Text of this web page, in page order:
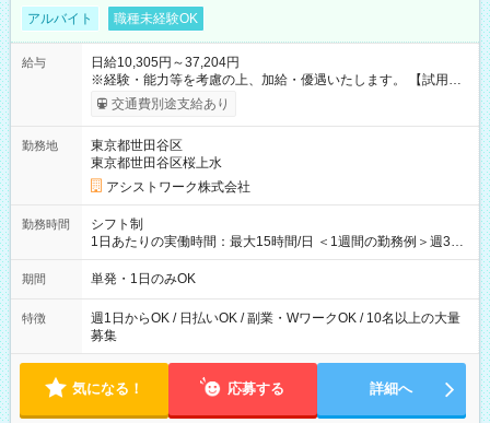
アルバイト 職種未経験OK
給与
日給10,305円～37,204円
※経験・能力等を考慮の上、加給・優遇いたします。 【試用期
間】試用期間なし
交通費別途支給あり
勤務地
東京都世田谷区
東京都世田谷区桜上水
アシストワーク株式会社
勤務時間
シフト制
1日あたりの実働時間：最大15時間/日 ＜1週間の勤務例＞週3回
勤務 勤務：月・水・金 休み：火・木・土・日 好きな時にお仕事
可能です！ ※1日あたりの最大実働時間は日勤、夜勤共に勤務し
期間 単発・1日のみOK
特徴
週1日からOK / 日払いOK / 副業・WワークOK / 10名以上の大量
募集
気になる！ 応募する 詳細へ